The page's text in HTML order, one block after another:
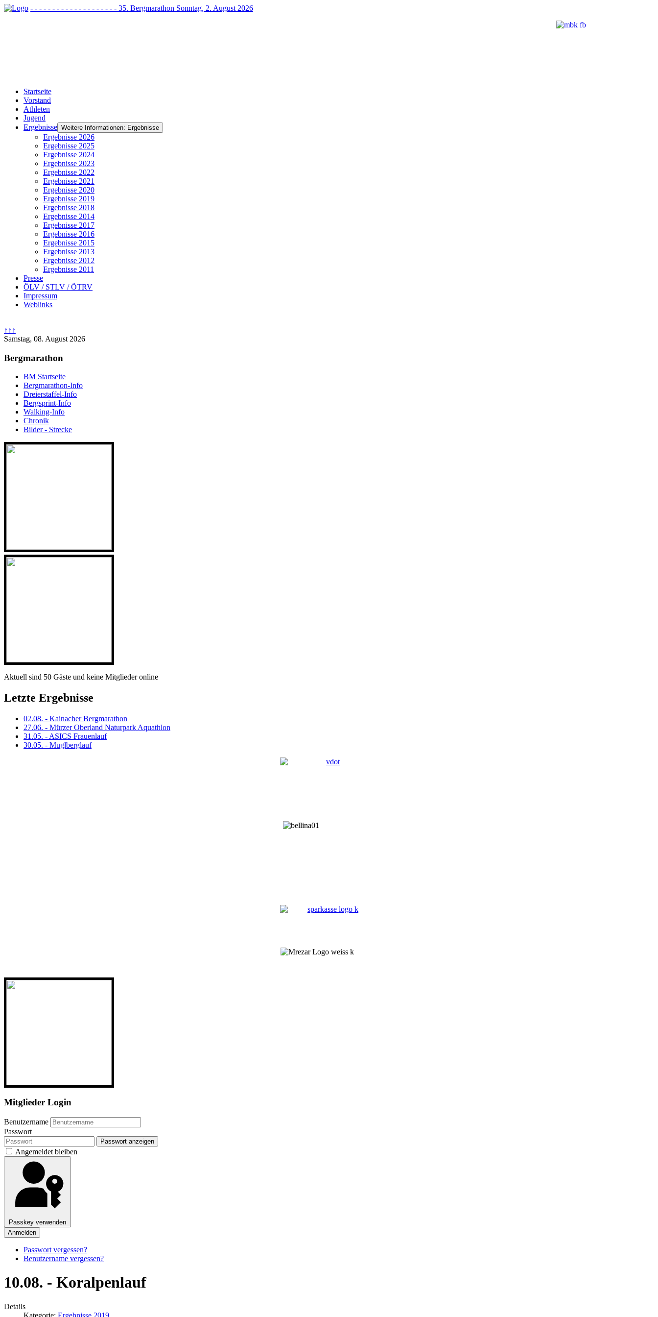
- - - - - - - - - - - - - - - - - - - - 35. Bergmarathon Sonntag, 2. August 2026
Startseite
Vorstand
Athleten
Jugend
Ergebnisse Weitere Informationen: Ergebnisse
Ergebnisse 2026
Ergebnisse 2025
Ergebnisse 2024
Ergebnisse 2023
Ergebnisse 2022
Ergebnisse 2021
Ergebnisse 2020
Ergebnisse 2019
Ergebnisse 2018
Ergebnisse 2014
Ergebnisse 2017
Ergebnisse 2016
Ergebnisse 2015
Ergebnisse 2013
Ergebnisse 2012
Ergebnisse 2011
Presse
ÖLV / STLV / ÖTRV
Impressum
Weblinks
↑↑↑
Samstag, 08. August 2026
Bergmarathon
BM Startseite
Bergmarathon-Info
Dreierstaffel-Info
Bergsprint-Info
Walking-Info
Chronik
Bilder - Strecke
Aktuell sind 50 Gäste und keine Mitglieder online
Letzte Ergebnisse
02.08. - Kainacher Bergmarathon
27.06. - Mürzer Oberland Naturpark Aquathlon
31.05. - ASICS Frauenlauf
30.05. - Muglberglauf
Mitglieder Login
Benutzername
Passwort
Passwort anzeigen
Angemeldet bleiben
Passkey verwenden
Anmelden
Passwort vergessen?
Benutzername vergessen?
10.08. - Koralpenlauf
Details
Kategorie: Ergebnisse 2019